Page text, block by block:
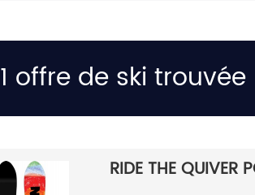
1 offre de ski trouvée
RIDE THE QUIVER